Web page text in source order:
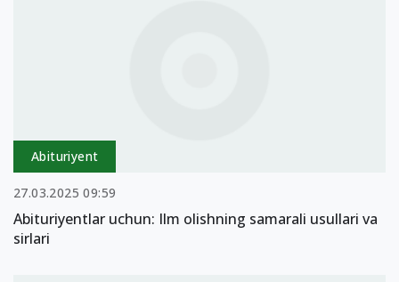
Abituriyent
27.03.2025 09:59
Abituriyentlar uchun: Ilm olishning samarali usullari va
sirlari